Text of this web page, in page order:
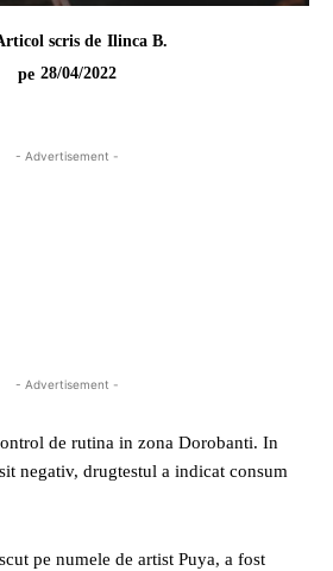
scris de Ilinca B.
pe 28/04/2022
- Advertisement -
- Advertisement -
de rutina in zona Dorobanti. In
negativ, drugtestul a indicat consum
pe numele de artist Puya, a fost